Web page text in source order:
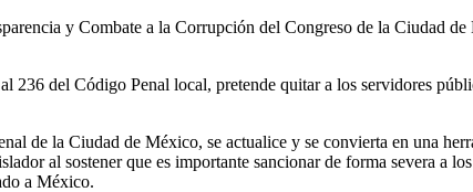
y Combate a la Corrupción del Congreso de la Ciudad
del Código Penal local, pretende quitar a los servidores
de la Ciudad de México, se actualice y se convierta en una
al sostener que es importante sancionar de forma severa a
a México.